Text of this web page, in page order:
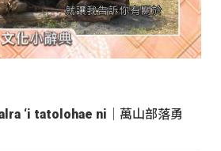
‘i tatolohae ni｜萬山部落勇